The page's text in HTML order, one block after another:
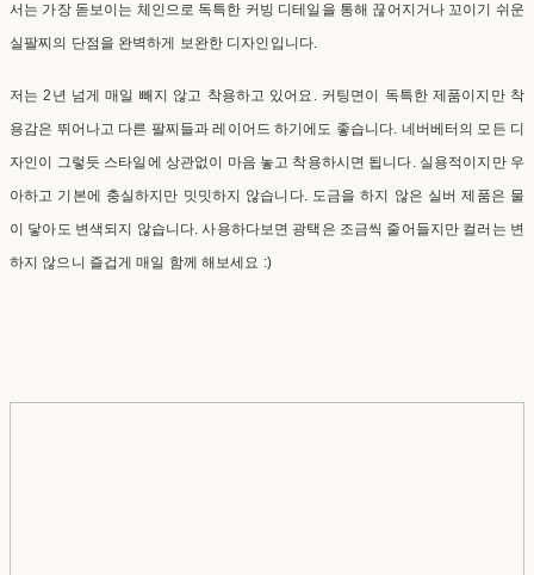
서는 가장 돋보이는 체인으로 독특한 커빙 디테일을 통해 끊어지거나 꼬이기 쉬운
실팔찌의 단점을 완벽하게 보완한 디자인입니다.
저는 2년 넘게 매일 빼지 않고 착용하고 있어요. 커팅면이 독특한 제품이지만 착
용감은 뛰어나고 다른 팔찌들과 레이어드 하기에도 좋습니다. 네버베터의 모든 디
자인이 그렇듯 스타일에 상관없이 마음 놓고 착용하시면 됩니다. 실용적이지만 우
아하고 기본에 충실하지만 밋밋하지 않습니다. 도금을 하지 않은 실버 제품은 물
이 닿아도 변색되지 않습니다. 사용하다보면 광택은 조금씩 줄어들지만 컬러는 변
하지 않으니 즐겁게 매일 함께 해보세요 :)